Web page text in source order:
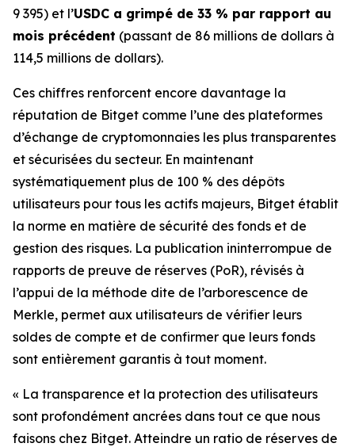
9 395) et l’USDC a grimpé de 33 % par rapport au
mois précédent (passant de 86 millions de dollars à
114,5 millions de dollars).
Ces chiffres renforcent encore davantage la
réputation de Bitget comme l’une des plateformes
d’échange de cryptomonnaies les plus transparentes
et sécurisées du secteur. En maintenant
systématiquement plus de 100 % des dépôts
utilisateurs pour tous les actifs majeurs, Bitget établit
la norme en matière de sécurité des fonds et de
gestion des risques. La publication ininterrompue de
rapports de preuve de réserves (PoR), révisés à
l’appui de la méthode dite de l’arborescence de
Merkle, permet aux utilisateurs de vérifier leurs
soldes de compte et de confirmer que leurs fonds
sont entièrement garantis à tout moment.
« La transparence et la protection des utilisateurs
sont profondément ancrées dans tout ce que nous
faisons chez Bitget. Atteindre un ratio de réserves de